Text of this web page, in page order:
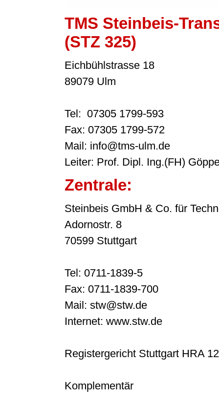
TMS Steinbeis-
(STZ 325)
Eichbühlstrasse 18
89079 Ulm
Tel: 07305 1799-593
Fax: 07305 1799-572
Mail: info@tms-ulm.de
Leiter: Prof. Dipl. Ing.(FH)
Zentrale:
Steinbeis GmbH & Co. für
Adornostr. 8
70599 Stuttgart
Tel: 0711-1839-5
Fax: 0711-1839-700
Mail: stw@stw.de
Internet: www.stw.de
Registergericht Stuttgart HRA
Komplementär